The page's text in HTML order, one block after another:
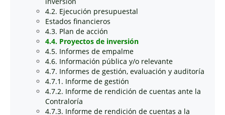
4.2. Ejecución presupuestal
Estados financieros
4.3. Plan de acción
4.4. Proyectos de inversión
4.5. Informes de empalme
4.6. Información pública y/o relevante
4.7. Informes de gestión, evaluación y auditoría
4.7.1. Informe de gestión
4.7.2. Informe de rendición de cuentas ante la
Contraloría
4.7.3. Informe de rendición de cuentas a la